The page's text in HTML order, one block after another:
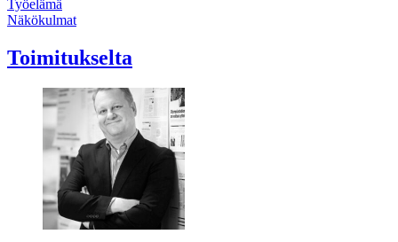
Työelämä
Näkökulmat
Toimitukselta